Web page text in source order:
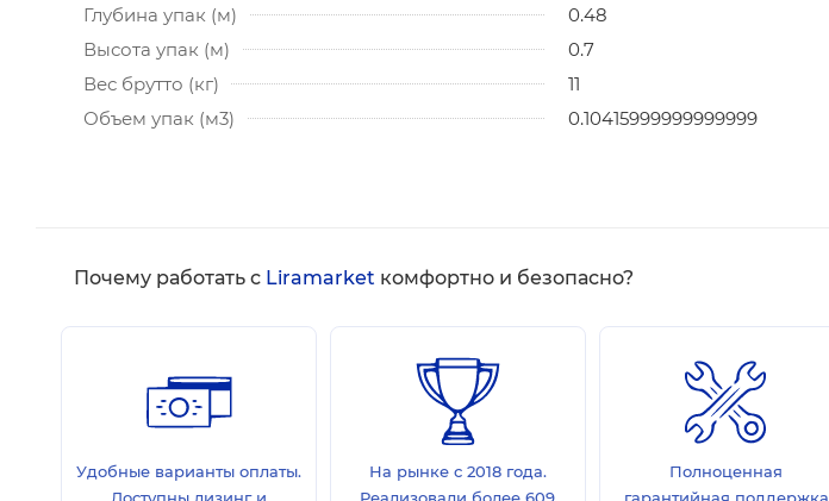
Глубина упак (м)
0.48
Высота упак (м)
0.7
Вес брутто (кг)
11
Объем упак (м3)
0.10415999999999999
Почему работать с Liramarket комфортно и безопасно?
Удобные варианты оплаты.
Доступны лизинг и
На рынке с 2018 года.
Реализовали более 609
Полноценная
гарантийная поддержка